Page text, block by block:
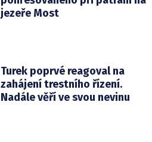
jezeře Most
Turek poprvé reagoval na
zahájení trestního řízení.
Nadále věří ve svou nevinu